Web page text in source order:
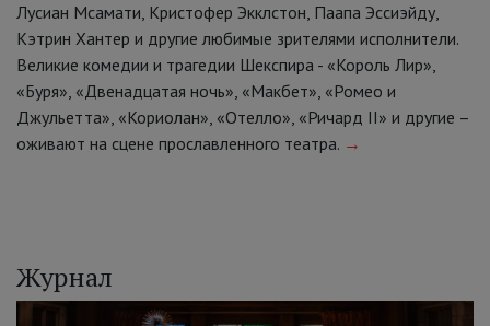
Лусиан Мсамати, Кристофер Экклстон, Паапа Эссиэйду,
Кэтрин Хантер и другие любимые зрителями исполнители.
Великие комедии и трагедии Шекспира - «Король Лир»,
«Буря», «Двенадцатая ночь», «Макбет», «Ромео и
Джульетта», «Кориолан», «Отелло», «Ричард II» и другие –
оживают на сцене прославленного театра. →
Журнал